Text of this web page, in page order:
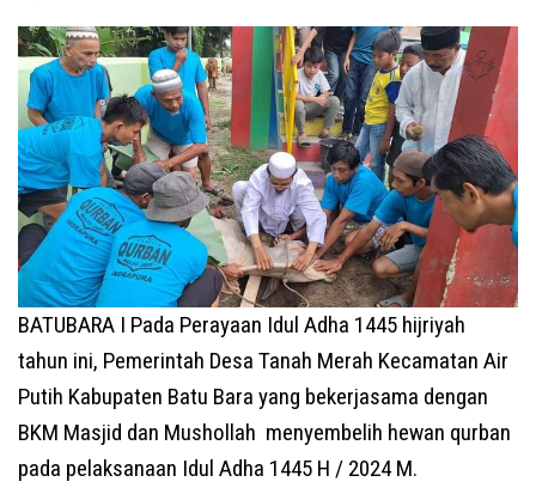
BATUBARA I Pada Perayaan Idul Adha 1445 hijriyah
tahun ini, Pemerintah Desa Tanah Merah Kecamatan Air
Putih Kabupaten Batu Bara yang bekerjasama dengan
BKM Masjid dan Mushollah menyembelih hewan qurban
pada pelaksanaan Idul Adha 1445 H / 2024 M.